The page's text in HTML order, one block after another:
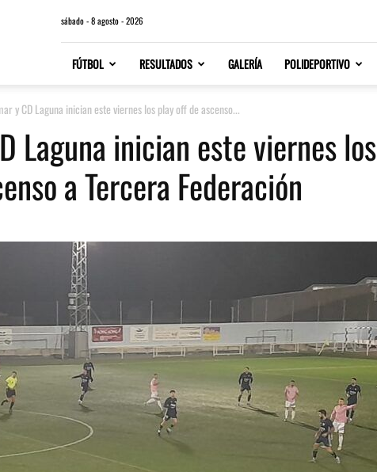
sábado - 8 agosto - 2026
FÚTBOL RESULTADOS GALERÍA POLIDEPORTIVO
y CD Laguna inician este viernes los play off de ascenso...
Laguna inician este viernes los
a Tercera Federación